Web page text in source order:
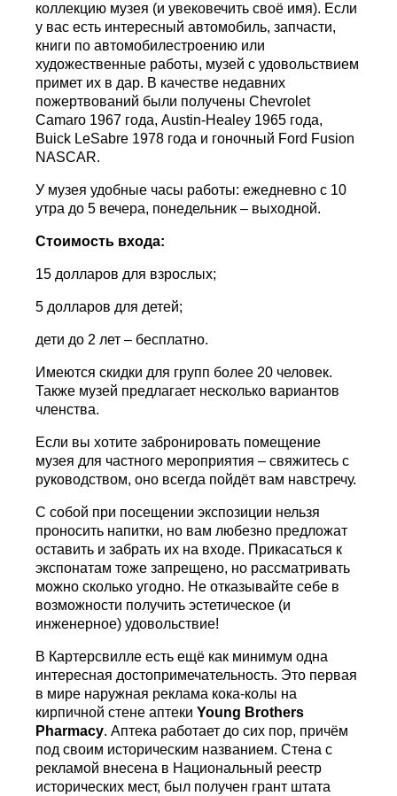
коллекцию музея (и увековечить своё имя). Если
у вас есть интересный автомобиль, запчасти,
книги по автомобилестроению или
художественные работы, музей с удовольствием
примет их в дар. В качестве недавних
пожертвований были получены Chevrolet
Camaro 1967 года, Austin-Healey 1965 года,
Buick LeSabre 1978 года и гоночный Ford Fusion
NASCAR.
У музея удобные часы работы: ежедневно с 10
утра до 5 вечера, понедельник – выходной.
Стоимость входа:
15 долларов для взрослых;
5 долларов для детей;
дети до 2 лет – бесплатно.
Имеются скидки для групп более 20 человек.
Также музей предлагает несколько вариантов
членства.
Если вы хотите забронировать помещение
музея для частного мероприятия – свяжитесь с
руководством, оно всегда пойдёт вам навстречу.
С собой при посещении экспозиции нельзя
проносить напитки, но вам любезно предложат
оставить и забрать их на входе. Прикасаться к
экспонатам тоже запрещено, но рассматривать
можно сколько угодно. Не отказывайте себе в
возможности получить эстетическое (и
инженерное) удовольствие!
В Картерсвилле есть ещё как минимум одна
интересная достопримечательность. Это первая
в мире наружная реклама кока-колы на
кирпичной стене аптекиYoung Brothers
Pharmacy. Аптека работает до сих пор, причём
под своим историческим названием. Стена с
рекламой внесена в Национальный реестр
исторических мест, был получен грант штата